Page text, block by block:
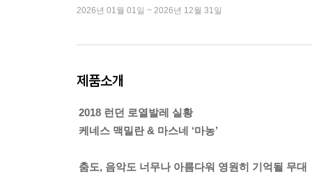
2026년 01월 01일 ~ 2026년 12월 31일
제품소개
2018 런던 로열발레 실황
케네스 맥밀란 & 마스네 ‘마농’
춤도, 음악도 너무나 아름다워 영원히 기억될 무대